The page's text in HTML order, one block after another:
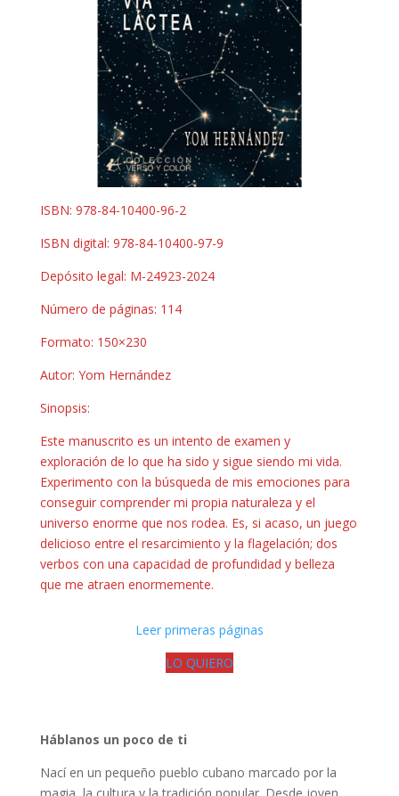
ISBN: 978-84-10400-96-2
ISBN digital: 978-84-10400-97-9
Depósito legal: M-24923-2024
Número de páginas: 114
Formato: 150×230
Autor: Yom Hernández
Sinopsis:
Este manuscrito es un intento de examen y
exploración de lo que ha sido y sigue siendo mi vida.
Experimento con la búsqueda de mis emociones para
conseguir comprender mi propia naturaleza y el
universo enorme que nos rodea. Es, si acaso, un juego
delicioso entre el resarcimiento y la flagelación; dos
verbos con una capacidad de profundidad y belleza
que me atraen enormemente.
Leer primeras páginas
LO QUIERO
Háblanos un poco de ti
Nací en un pequeño pueblo cubano marcado por la
magia, la cultura y la tradición popular. Desde joven